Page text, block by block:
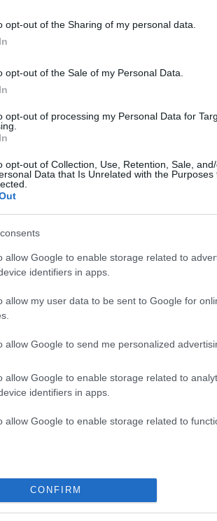
opt-out of the Sharing of my personal data.
opt-out of the Sale of my Personal Data.
opt-out of processing my Personal Data for
opt-out of Collection, Use, Retention, Sale,
Data that Is Unrelated with the Purposes
allow Google to enable storage related to
identifiers in apps.
allow my user data to be sent to Google for
allow Google to send me personalized
allow Google to enable storage related to
identifiers in apps.
allow Google to enable storage related to
CONFIRM
nem egy ismert partner oldalán,
belevágni a gyermekvállalásba.
akarok sosem. És ha kapcsolatom van
Donor” – tette hozzá.
Baukó Éva tavaly azzal került az
az Ázsia Expressz 2025-ös évadában, ám
a részvételt. A csinos hírességnek
szállt harcba a fődíjért. Éva a
annak érdekében, hogy az egészsége
gyötörték, ezért egy
és a párja, másrészt a produkció miatt.
lehessen belőle, de mindig
tudta elképzelni a jövőjét. Éppen ezért
42 évesen. A ValóVilág egykori
emiatt.
autoimmun pajzsmirigybetegségem
arról álmodik, hogy édesanya lehessen
és elmondása szerint hosszú távon
éppen ezért határozott úgy, hogy idő
mert nem szeretne lemaradni az
akik korrektül írták meg a cikket
jutottam, szeretnék akár egyedül is
ellenére, mivel már ki fogok futni
keresgélni, hogy ameddig esetleg összejön
hogy gyermekem születhessen. Fél éve
voltam és megyek is még. Szerettem
akik hasonló cipőben járnak mint én” –